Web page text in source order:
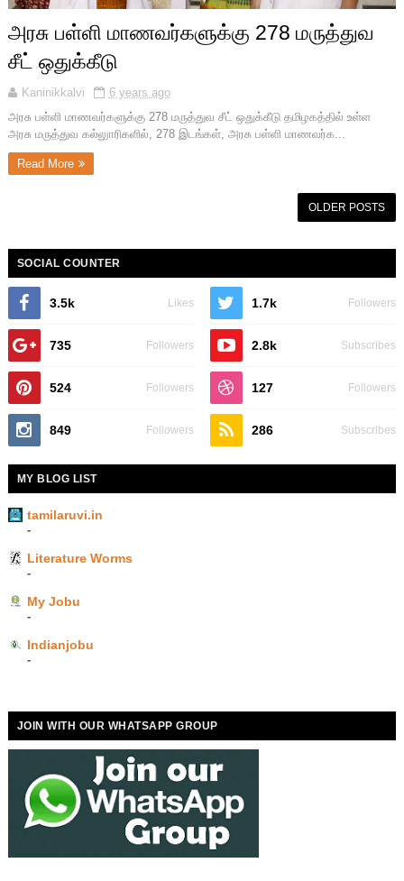
அரசு பள்ளி மாணவர்களுக்கு 278 மருத்துவ
சீட் ஒதுக்கீடு
Kaninikkalvi
6 years ago
அரசு பள்ளி மாணவர்களுக்கு 278 மருத்துவ சீட் ஒதுக்கீடு தமிழகத்தில் உள்ள
அரசு மருத்துவ கல்லுாரிகளில், 278 இடங்கள், அரசு பள்ளி மாணவர்க...
Read More
OLDER POSTS
SOCIAL COUNTER
3.5k Likes 1.7k Followers
735 Followers 2.8k Subscribes
524 Followers 127 Followers
849 Followers 286 Subscribes
MY BLOG LIST
tamilaruvi.in
-
Literature Worms
-
My Jobu
-
Indianjobu
-
JOIN WITH OUR WHATSAPP GROUP